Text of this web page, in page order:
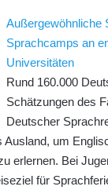
Außergewöhnliche
Sprachcamps an
Universitäten
Rund 160.000
Schätzungen des
Deutscher
Ausland, um
erlernen. Bei
für